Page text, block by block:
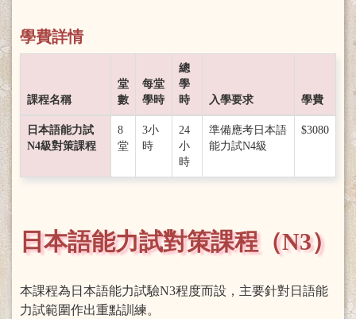
學費詳情
課程名稱
堂
數
每堂
學時
總
學
時
入學要求 學費
日本語能力試
N4級對策課程
8
堂
3小
時
24
小
時
準備應考日本語
能力試N4級
$3080
日本語能力試對策課程（N3）
本課程為日本語能力試驗N3程度而設，主要針對日語能
力試範圍作出重點訓練。